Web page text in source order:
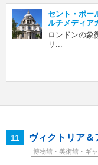
セント・ポー
ルチメディア
ロンドンの象
リ...
11 ヴィクトリア
博物館・美術館・ギ